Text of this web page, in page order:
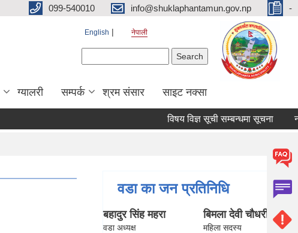
099-540010 info@shuklaphantamun.gov.np -
English नेपाली
ग्यालरी सम्पर्क श्रम संसार साइट नक्सा
विषय विज्ञ सूची सम्बन्धमा सूचना
वडा का जन प्रतिनिधि
बहादुर सिंह महरा
वडा अध्यक्ष
बिमला देवी चौधरी
महिला सदस्य